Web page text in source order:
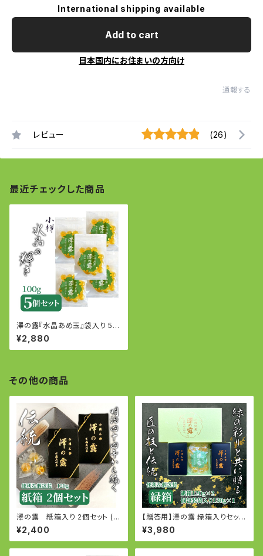
International shipping available
Add to cart
日本国内にお住まいの方向け
通報する
レビュー (26)
最近チェックした商品
澤の露『水晶あめ玉』袋入り 5個
セット (100g×5個)
¥2,880
その他の商品
澤の露 紙箱入り 2個セット (個
包装120g×2個)
¥2,400
【贈答用】澤の露 緑箱入りセット
（個包装紙箱120g×2・個包装袋
入り130g×1）
¥3,980